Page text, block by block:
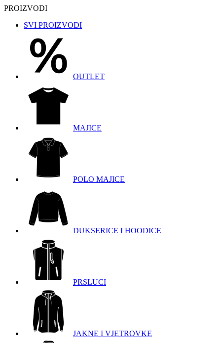
PROIZVODI
SVI PROIZVODI
OUTLET
MAJICE
POLO MAJICE
DUKSERICE I HOODICE
PRSLUCI
JAKNE I VJETROVKE